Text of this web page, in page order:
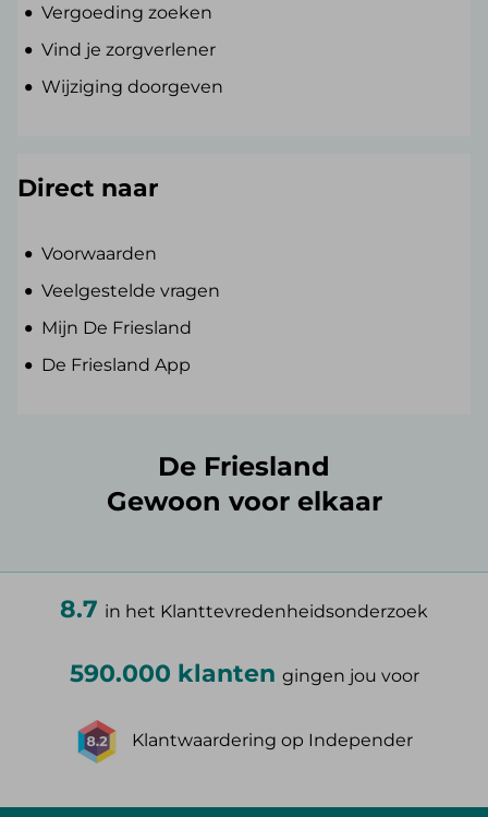
Vergoeding zoeken
Vind je zorgverlener
Wijziging doorgeven
Direct naar
Voorwaarden
Veelgestelde vragen
Mijn De Friesland
De Friesland App
De Friesland
Gewoon voor elkaar
8.7 in het Klanttevredenheidsonderzoek
590.000 klanten gingen jou voor
Klantwaardering op Independer